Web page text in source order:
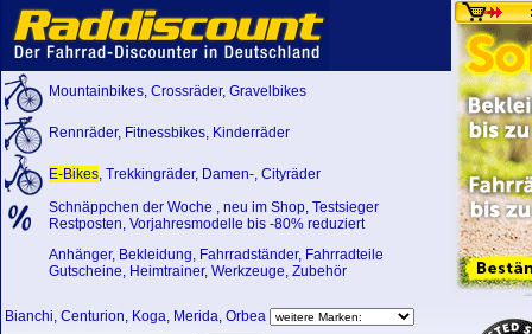
Mountainbikes, Crossräder, Gravelbikes
Rennräder, Fitnessbikes, Kinderräder
E-Bikes, Trekkingräder, Damen-, Cityräder
Schnäppchen der Woche , neu im Shop, Testsieger
Restposten, Vorjahresmodelle bis -80% reduziert
Anhänger, Bekleidung, Fahrradständer, Fahrradteile
Gutscheine, Heimtrainer, Werkzeuge, Zubehör
Bianchi, Centurion, Koga, Merida, Orbea